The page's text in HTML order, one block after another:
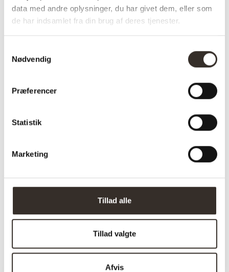
data med andre oplysninger, du har givet dem, eller som
de har indsamlet fra din brug af deres tjenester.
Nødvendig
Præferencer
Statistik
Marketing
Tillad alle
Tillad valgte
Afvis
Stk pris ( 1 stk.)
Farve: Galvaniseret
Tøjstativer og knager
Specifikationer:
Model:
Farve: Galvaniseret
35 cm
Længde: 107 cm